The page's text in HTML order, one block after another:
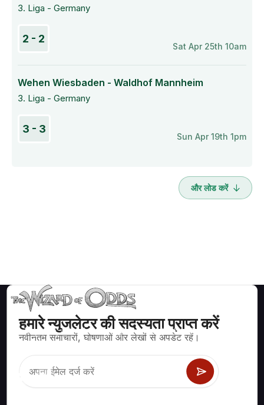
3. Liga - Germany
2 - 2
Sat Apr 25th 10am
Wehen Wiesbaden - Waldhof Mannheim
3. Liga - Germany
3 - 3
Sun Apr 19th 1pm
और लोड करें
हमारे न्युजलेटर की सदस्यता प्राप्त करें
नवीनतम समाचारों, घोषणाओं और लेखों से अपडेट रहें।
ब्लैकजैक, क्रेप्स, रूलेट और अन्य सैकड़ों कैसीनो खेलों के लिए गणितीय रूप से सही